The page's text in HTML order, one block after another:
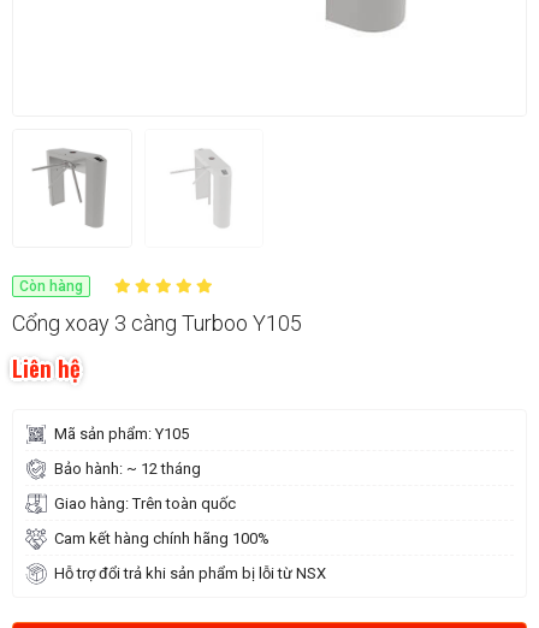
Còn hàng
Cổng xoay 3 càng Turboo Y105
Liên hệ
Mã sản phẩm: Y105
Bảo hành: ~ 12 tháng
Giao hàng: Trên toàn quốc
Cam kết hàng chính hãng 100%
Hỗ trợ đổi trả khi sản phẩm bị lỗi từ NSX